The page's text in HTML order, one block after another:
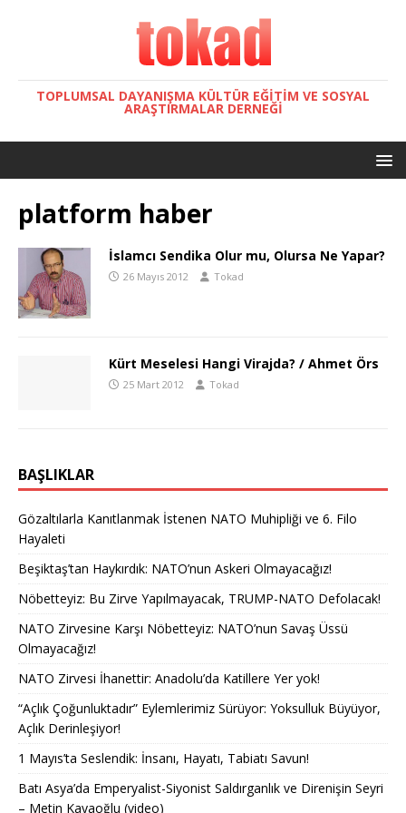
TOPLUMSAL DAYANIŞMA KÜLTÜR EĞITIM VE SOSYAL
ARAŞTIRMALAR DERNEĞI
platform haber
İslamcı Sendika Olur mu, Olursa Ne Yapar?
26 Mayıs 2012 Tokad
Kürt Meselesi Hangi Virajda? / Ahmet Örs
25 Mart 2012 Tokad
BAŞLIKLAR
Gözaltılarla Kanıtlanmak İstenen NATO Muhipliği ve 6. Filo
Hayaleti
Beşiktaş’tan Haykırdık: NATO’nun Askeri Olmayacağız!
Nöbetteyiz: Bu Zirve Yapılmayacak, TRUMP-NATO Defolacak!
NATO Zirvesine Karşı Nöbetteyiz: NATO’nun Savaş Üssü
Olmayacağız!
NATO Zirvesi İhanettir: Anadolu’da Katillere Yer yok!
“Açlık Çoğunluktadır” Eylemlerimiz Sürüyor: Yoksulluk Büyüyor,
Açlık Derinleşiyor!
1 Mayıs’ta Seslendik: İnsanı, Hayatı, Tabiatı Savun!
Batı Asya’da Emperyalist-Siyonist Saldırganlık ve Direnişin Seyri
– Metin Kayaoğlu (video)